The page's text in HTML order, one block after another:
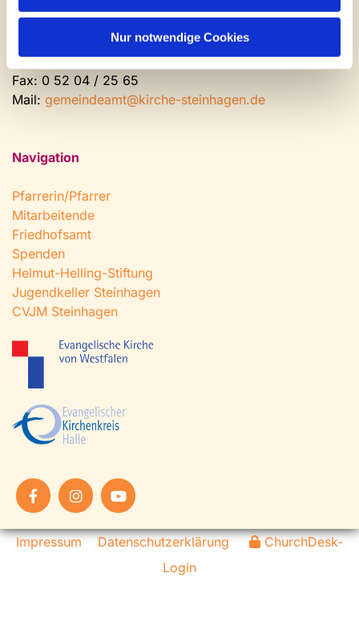
Nur notwendige Cookies
Nachmittags nach Vereinbarung
Tel:0 52 04 / 36 28
Fax: 0 52 04 / 25 65
Mail: gemeindeamt@kirche-steinhagen.de
Navigation
Pfarrerin/Pfarrer
Mitarbeitende
Friedhofsamt
Spenden
Helmut-Helling-Stiftung
Jugendkeller Steinhagen
CVJM Steinhagen
Impressum Datenschutzerklärung
ChurchDesk-
Login